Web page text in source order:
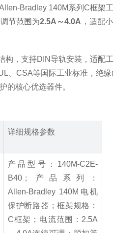
140M系列C框架
节范围为2.5A～4.0A ，适配
构，支持DIN导轨安装，适配
、CSA等国际工业标准，绝
的核心优选器件。
详细规格参数
产品型号：140M-C2E-
B40；产品系列：
Allen‑Bradley 140M电机
保护断路器；框架规格：
C框架；电流范围：2.5A